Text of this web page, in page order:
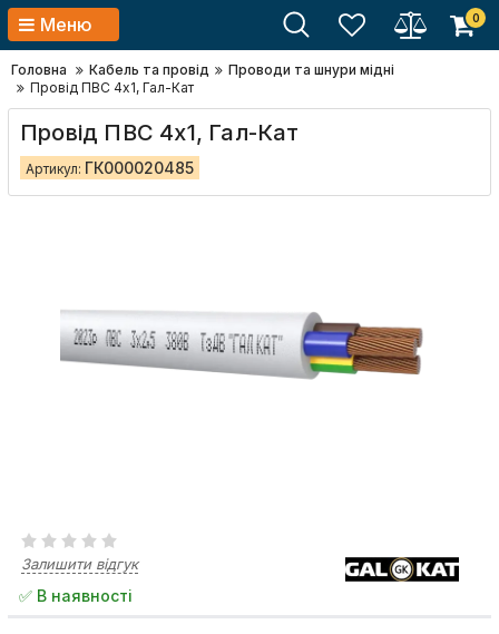
Меню 0
Головна Кабель та провід
Проводи та шнури мідні
Провід ПВС 4х1, Гал-Кат
Провід ПВС 4х1, Гал-Кат
Артикул: ГК000020485
Залишити відгук
✅ В наявності